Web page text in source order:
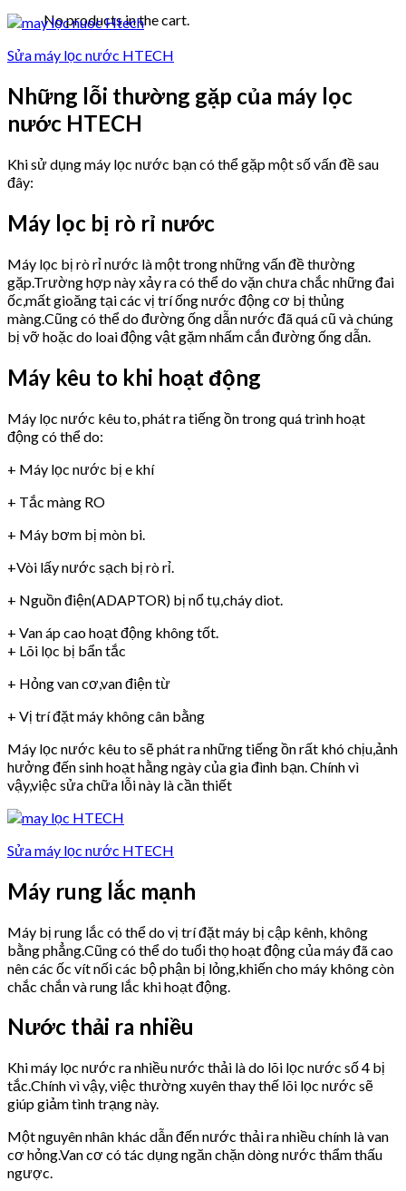
No products in the cart.
Sửa máy lọc nước HTECH
Những lỗi thường gặp của máy lọc
nước HTECH
Khi sử dụng máy lọc nước bạn có thể gặp một số vấn đề sau
đây:
Máy lọc bị rò rỉ nước
Máy lọc bị rò rỉ nước là một trong những vấn đề thường
gặp.Trường hợp này xảy ra có thể do vặn chưa chắc những đai
ốc,mất gioăng tại các vị trí ống nước động cơ bị thủng
màng.Cũng có thể do đường ống dẫn nước đã quá cũ và chúng
bị vỡ hoặc do loai động vật gặm nhấm cắn đường ống dẫn.
Máy kêu to khi hoạt động
Máy lọc nước kêu to, phát ra tiếng ồn trong quá trình hoạt
động có thể do:
+ Máy lọc nước bị e khí
+ Tắc màng RO
+ Máy bơm bị mòn bi.
+Vòi lấy nước sạch bị rò rỉ.
+ Nguồn điện(ADAPTOR) bị nổ tụ,cháy diot.
+ Van áp cao hoạt động không tốt.
+ Lõi lọc bị bẩn tắc
+ Hỏng van cơ,van điện từ
+ Vị trí đặt máy không cân bằng
Máy lọc nước kêu to sẽ phát ra những tiếng ồn rất khó chịu,ảnh
hưởng đến sinh hoạt hằng ngày của gia đình bạn. Chính vì
vậy,việc sửa chữa lỗi này là cần thiết
Sửa máy lọc nước HTECH
Máy rung lắc mạnh
Máy bị rung lắc có thể do vị trí đặt máy bị cập kênh, không
bằng phẳng.Cũng có thể do tuổi thọ hoạt động của máy đã cao
nên các ốc vít nối các bộ phận bị lỏng,khiến cho máy không còn
chắc chắn và rung lắc khi hoạt động.
Nước thải ra nhiều
Khi máy lọc nước ra nhiều nước thải là do lõi lọc nước số 4 bị
tắc.Chính vì vậy, việc thường xuyên thay thế lõi lọc nước sẽ
giúp giảm tình trạng này.
Một nguyên nhân khác dẫn đến nước thải ra nhiều chính là van
cơ hỏng.Van cơ có tác dụng ngăn chặn dòng nước thẩm thấu
ngược.